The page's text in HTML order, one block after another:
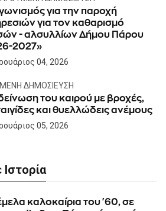
για την παροχή
για τον καθαρισμό
- αλσυλλίων Δήμου Πάρου
2027»
04, 2026
ΔΗΜΟΣΊΕΥΣΗ
του καιρού με βροχές,
και θυελλώδεις ανέμους
05, 2026
καλοκαίρια του '60, σε